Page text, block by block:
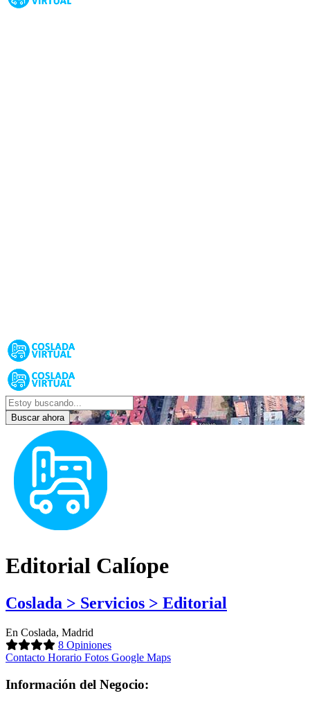
Buscar ahora
Editorial Calíope
Coslada > Servicios > Editorial
En Coslada, Madrid
8 Opiniones
Contacto Horario Fotos Google Maps
Información del Negocio: